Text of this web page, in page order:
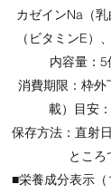
カゼインNa（
（ビタミンE）
内容量：
消費期限：枠
載）目安
保存方法：直射
ところ
■栄養成分表示